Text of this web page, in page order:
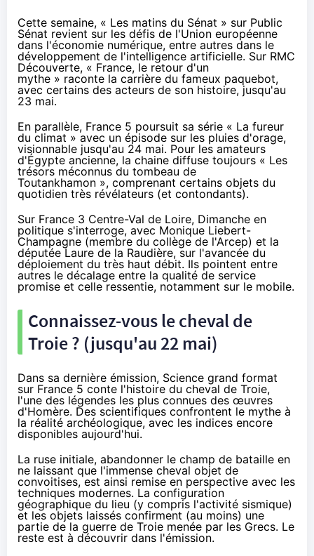
Cette semaine, « Les matins du Sénat » sur Public
Sénat revient sur les défis de l'Union européenne
dans l'économie numérique, entre autres dans le
développement de l'intelligence artificielle. Sur RMC
Découverte, « France, le retour d'un
mythe » raconte la carrière du fameux paquebot,
avec certains des acteurs de son histoire, jusqu'au
23 mai.
En parallèle, France 5 poursuit sa série « La fureur
du climat » avec un épisode sur les pluies d'orage,
visionnable jusqu'au 24 mai. Pour les amateurs
d'Égypte ancienne, la chaine diffuse toujours « Les
trésors méconnus du tombeau de
Toutankhamon », comprenant certains objets du
quotidien très révélateurs (et contondants).
Sur France 3 Centre-Val de Loire, Dimanche en
politique s'interroge, avec Monique Liebert-
Champagne (membre du collège de l'Arcep) et la
députée Laure de la Raudière, sur l'avancée du
déploiement du très haut débit. Ils pointent entre
autres le décalage entre la qualité de service
promise et celle ressentie, notamment sur le mobile.
Connaissez-vous le cheval de
Troie ? (jusqu'au 22 mai)
Dans sa dernière émission, Science grand format
sur France 5 conte l'histoire du cheval de Troie,
l'une des légendes les plus connues des œuvres
d'Homère. Des scientifiques confrontent le mythe à
la réalité archéologique, avec les indices encore
disponibles aujourd'hui.
La ruse initiale, abandonner le champ de bataille en
ne laissant que l'immense cheval objet de
convoitises, est ainsi remise en perspective avec les
techniques modernes. La configuration
géographique du lieu (y compris l'activité sismique)
et les objets laissés confirment (au moins) une
partie de la guerre de Troie menée par les Grecs. Le
reste est à découvrir dans l'émission.